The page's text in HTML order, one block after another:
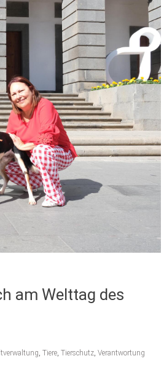
am Welttag des
Tiere Tierschutz Verantwortung